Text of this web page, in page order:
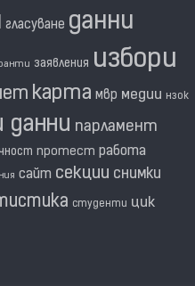
гласуване данни
заявления избори
карта мвр медии нзок
данни парламент
протест работа
сайт секции снимки
студенти цик